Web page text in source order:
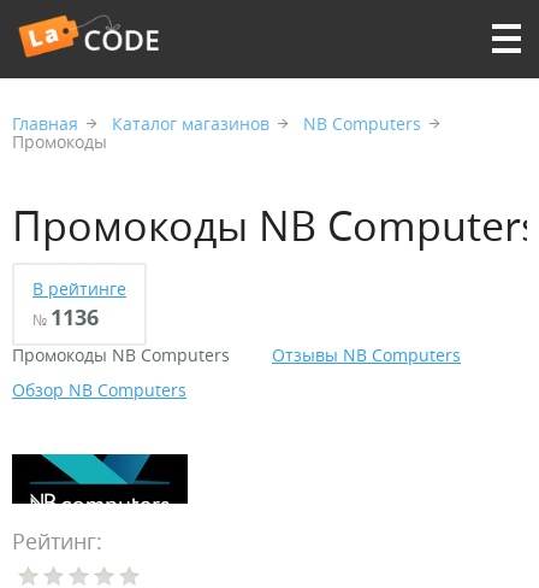
Главная Каталог магазинов NB Computers
Промокоды
Промокоды NB Computers
В рейтинге
№ 1136
Промокоды NB Computers
Отзывы NB Computers
Обзор NB Computers
Рейтинг: